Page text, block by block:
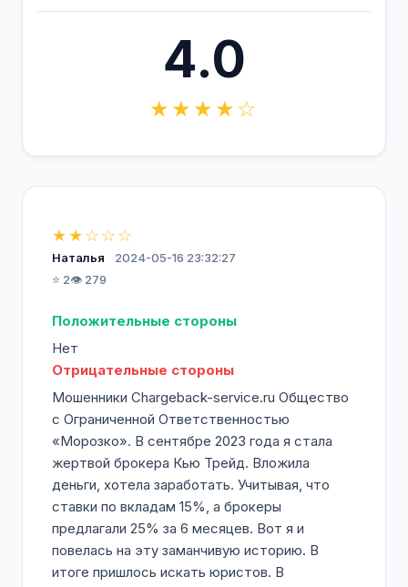
4.0
★★★★☆
★★☆☆☆
Наталья
2024-05-16 23:32:27
⭐ 2👁️ 279
Положительные стороны
Нет
Отрицательные стороны
Мошенники Сhargeback-service.ru Общество
с Ограниченной Ответственностью
«Морозко». В сентябре 2023 года я стала
жертвой брокера Кью Трейд. Вложила
деньги, хотела заработать. Учитывая, что
ставки по вкладам 15%, а брокеры
предлагали 25% за 6 месяцев. Вот я и
повелась на эту заманчивую историю. В
итоге пришлось искать юристов. В